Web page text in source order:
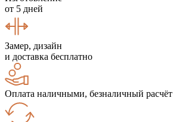
от 5 дней
Замер, дизайн
и доставка бесплатно
Оплата наличными, безналичный расчёт